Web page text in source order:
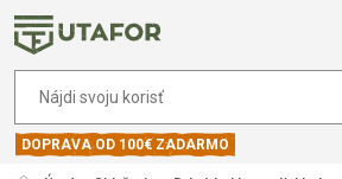
DOPRAVA OD 100€ ZADARMO